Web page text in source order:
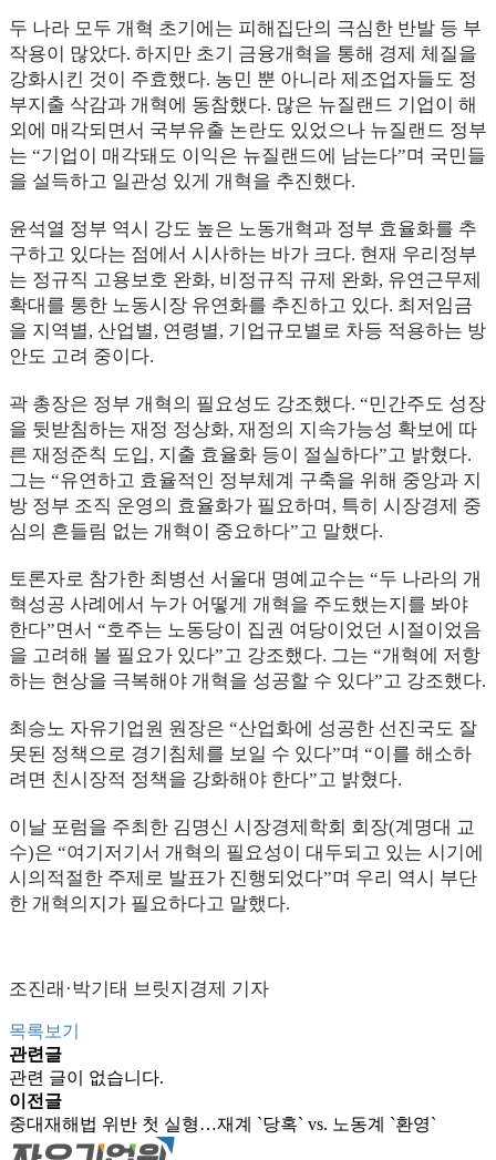
두 나라 모두 개혁 초기에는 피해집단의 극심한 반발 등 부
작용이 많았다. 하지만 초기 금융개혁을 통해 경제 체질을
강화시킨 것이 주효했다. 농민 뿐 아니라 제조업자들도 정
부지출 삭감과 개혁에 동참했다. 많은 뉴질랜드 기업이 해
외에 매각되면서 국부유출 논란도 있었으나 뉴질랜드 정부
는 “기업이 매각돼도 이익은 뉴질랜드에 남는다”며 국민들
을 설득하고 일관성 있게 개혁을 추진했다.
윤석열 정부 역시 강도 높은 노동개혁과 정부 효율화를 추
구하고 있다는 점에서 시사하는 바가 크다. 현재 우리정부
는 정규직 고용보호 완화, 비정규직 규제 완화, 유연근무제
확대를 통한 노동시장 유연화를 추진하고 있다. 최저임금
을 지역별, 산업별, 연령별, 기업규모별로 차등 적용하는 방
안도 고려 중이다.
곽 총장은 정부 개혁의 필요성도 강조했다. “민간주도 성장
을 뒷받침하는 재정 정상화, 재정의 지속가능성 확보에 따
른 재정준칙 도입, 지출 효율화 등이 절실하다”고 밝혔다.
그는 “유연하고 효율적인 정부체계 구축을 위해 중앙과 지
방 정부 조직 운영의 효율화가 필요하며, 특히 시장경제 중
심의 흔들림 없는 개혁이 중요하다”고 말했다.
토론자로 참가한 최병선 서울대 명예교수는 “두 나라의 개
혁성공 사례에서 누가 어떻게 개혁을 주도했는지를 봐야
한다”면서 “호주는 노동당이 집권 여당이었던 시절이었음
을 고려해 볼 필요가 있다”고 강조했다. 그는 “개혁에 저항
하는 현상을 극복해야 개혁을 성공할 수 있다”고 강조했다.
최승노 자유기업원 원장은 “산업화에 성공한 선진국도 잘
못된 정책으로 경기침체를 보일 수 있다”며 “이를 해소하
려면 친시장적 정책을 강화해야 한다”고 밝혔다.
이날 포럼을 주최한 김명신 시장경제학회 회장(계명대 교
수)은 “여기저기서 개혁의 필요성이 대두되고 있는 시기에
시의적절한 주제로 발표가 진행되었다”며 우리 역시 부단
한 개혁의지가 필요하다고 말했다.
조진래·박기태 브릿지경제 기자
목록보기
관련글
관련 글이 없습니다.
이전글
중대재해법 위반 첫 실형…재계 `당혹` vs. 노동계 `환영`